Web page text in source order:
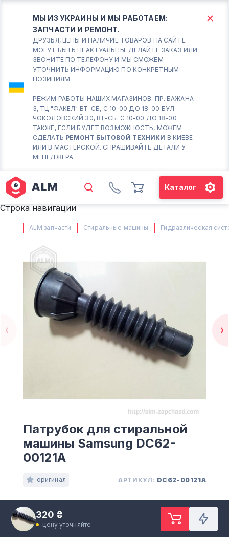
МЫ ИЗ УКРАИНЫ И МЫ РАБОТАЕМ:
ЗАПЧАСТИ И РЕМОНТ.
ДРУЗЬЯ, ЦЕНЫ И НАЛИЧИЕ ТОВАРОВ НА САЙТЕ
МОГУТ БЫТЬ НЕАКТУАЛЬНЫ. ДЕЛАЙТЕ ЗАКАЗ ИЛИ
ЗВОНИТЕ ПО ТЕЛЕФОНУ И МЫ СМОЖЕМ
УТОЧНИТЬ ИНФОРМАЦИЮ ПО КОНКРЕТНЫМ
ПОЗИЦИЯМ.
РЕЖИМ РАБОТЫ НАШИХ МАГАЗИНОВ: ПР. БАЖАНА
3, ТЦ "ФАКЕЛ" ВТ-СБ, С 10-00 ДО 18-00 БУЛ.
ЧОКОЛОВСКИЙ 30, ВТ-СБ. С 10-00 ДО 18-00
ТАКЖЕ, ЕСЛИ БУДЕТ ВОЗМОЖНОСТЬ, МОЖЕМ
СДЕЛАТЬ РЕМОНТ БЫТОВОЙ ТЕХНИКИ В КИЕВЕ
ИЛИ В МАСТЕРСКОЙ. СПРАШИВАЙТЕ ДЕТАЛИ У
МЕНЕДЖЕРА.
Каталог
КИЕВ БОРИСПОЛЬ
Вт.- Сб.
10:00 - 18:00
Соломенский район - ВТ-
СБ. с 10-00 до 18-00
(098) 672 76 42
(063) 722 37 14
М. ХАРЬКОВСКАЯ - ВТ-СБ, С
10-00 ДО 18-00
(063) 527 27 00
Строка навигации
ALM запчасти Стиральные машины Гидравлическая
Патрубок для стиральной
машины Samsung DC62-
00121A
оригинал АРТИКУЛ: DC62-00121A
320 ₴
цену уточняйте